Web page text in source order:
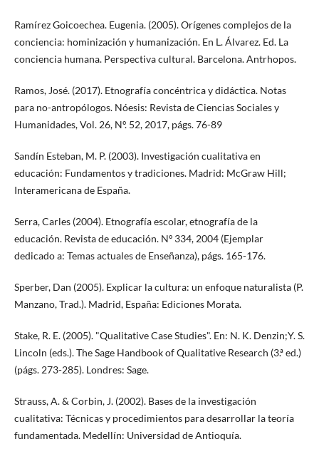
Ramírez Goicoechea. Eugenia. (2005). Orígenes complejos de la
conciencia: hominización y humanización. En L. Álvarez. Ed. La
conciencia humana. Perspectiva cultural. Barcelona. Antrhopos.
Ramos, José. (2017). Etnografía concéntrica y didáctica. Notas
para no-antropólogos. Nóesis: Revista de Ciencias Sociales y
Humanidades, Vol. 26, Nº. 52, 2017, págs. 76-89
Sandín Esteban, M. P. (2003). Investigación cualitativa en
educación: Fundamentos y tradiciones. Madrid: McGraw Hill;
Interamericana de España.
Serra, Carles (2004). Etnografía escolar, etnografía de la
educación. Revista de educación. Nº 334, 2004 (Ejemplar
dedicado a: Temas actuales de Enseñanza), págs. 165-176.
Sperber, Dan (2005). Explicar la cultura: un enfoque naturalista (P.
Manzano, Trad.). Madrid, España: Ediciones Morata.
Stake, R. E. (2005). "Qualitative Case Studies". En: N. K. Denzin;Y. S.
Lincoln (eds.). The Sage Handbook of Qualitative Research (3.ª ed.)
(págs. 273-285). Londres: Sage.
Strauss, A. & Corbin, J. (2002). Bases de la investigación
cualitativa: Técnicas y procedimientos para desarrollar la teoría
fundamentada. Medellín: Universidad de Antioquía.